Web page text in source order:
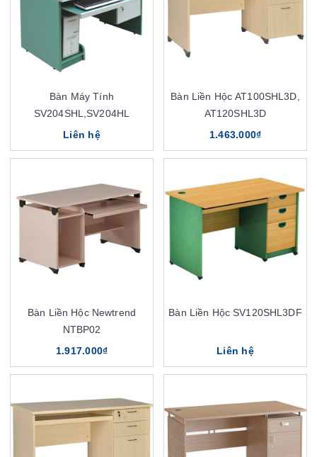
Bàn Máy Tính
SV204SHL,SV204HL
Liên hệ
Bàn Liền Hộc AT100SHL3D,
AT120SHL3D
1.463.000₫
Bàn Liền Hộc Newtrend
NTBP02
1.917.000₫
Bàn Liền Hộc SV120SHL3DF
Liên hệ